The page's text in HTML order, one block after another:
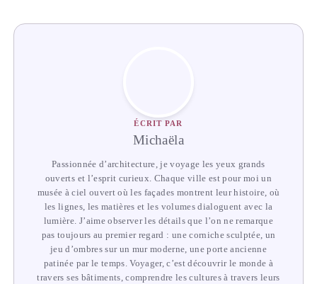
ÉCRIT PAR
Michaëla
Passionnée d’architecture, je voyage les yeux grands
ouverts et l’esprit curieux. Chaque ville est pour moi un
musée à ciel ouvert où les façades montrent leur histoire, où
les lignes, les matières et les volumes dialoguent avec la
lumière. J’aime observer les détails que l’on ne remarque
pas toujours au premier regard : une corniche sculptée, un
jeu d’ombres sur un mur moderne, une porte ancienne
patinée par le temps. Voyager, c’est découvrir le monde à
travers ses bâtiments, comprendre les cultures à travers leurs